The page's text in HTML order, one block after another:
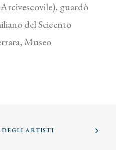
guardò
del Seicento
Museo
ARTISTI